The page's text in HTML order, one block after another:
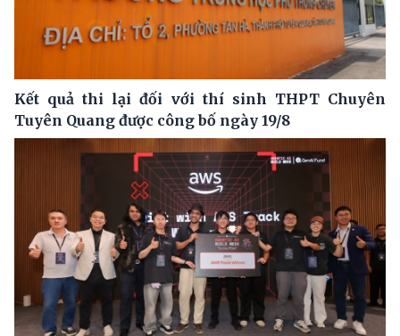
Kết quả thi lại đối với thí sinh THPT Chuyên
Tuyên Quang được công bố ngày 19/8